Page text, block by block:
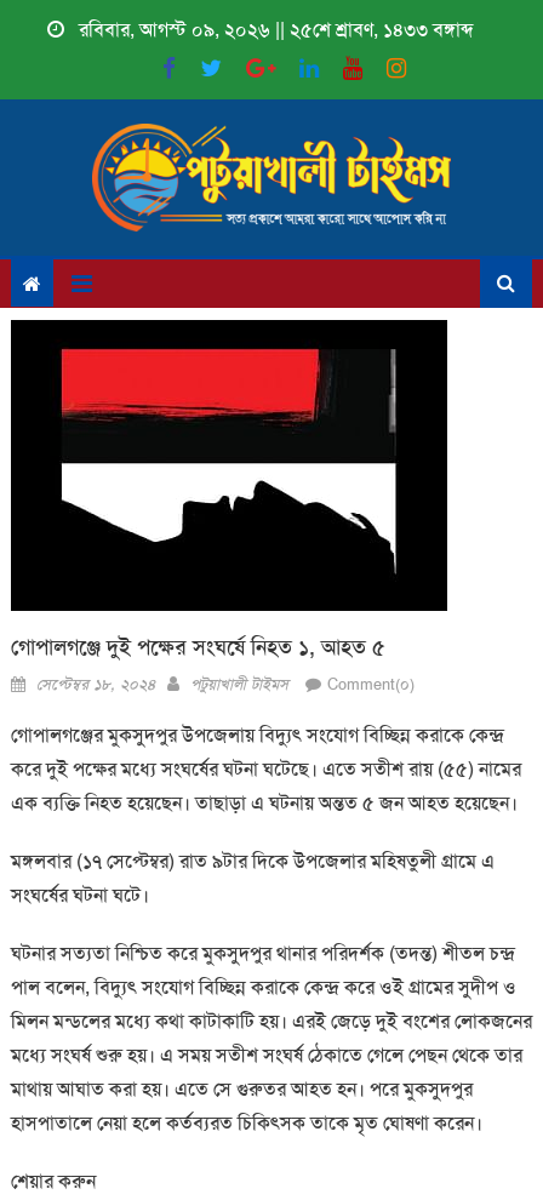
রবিবার, আগস্ট ০৯, ২০২৬ || ২৫শে শ্রাবণ, ১৪৩৩ বঙ্গাব্দ
গোপালগঞ্জে দুই পক্ষের সংঘর্ষে নিহত ১, আহত ৫
Posted
সেপ্টেম্বর ১৮, ২০২৪ Author
পটুয়াখালী টাইমস Comment(০)
গোপালগঞ্জের মুকসুদপুর উপজেলায় বিদ্যুৎ সংযোগ বিচ্ছিন্ন করাকে কেন্দ্র
করে দুই পক্ষের মধ্যে সংঘর্ষের ঘটনা ঘটেছে। এতে সতীশ রায় (৫৫) নামের
এক ব্যক্তি নিহত হয়েছেন। তাছাড়া এ ঘটনায় অন্তত ৫ জন আহত হয়েছেন।
মঙ্গলবার (১৭ সেপ্টেম্বর) রাত ৯টার দিকে উপজেলার মহিষতুলী গ্রামে এ
সংঘর্ষের ঘটনা ঘটে।
ঘটনার সত্যতা নিশ্চিত করে মুকসুদপুর থানার পরিদর্শক (তদন্ত) শীতল চন্দ্র
পাল বলেন, বিদ্যুৎ সংযোগ বিচ্ছিন্ন করাকে কেন্দ্র করে ওই গ্রামের সুদীপ ও
মিলন মন্ডলের মধ্যে কথা কাটাকাটি হয়। এরই জেড়ে দুই বংশের লোকজনের
মধ্যে সংঘর্ষ শুরু হয়। এ সময় সতীশ সংঘর্ষ ঠেকাতে গেলে পেছন থেকে তার
মাথায় আঘাত করা হয়। এতে সে গুরুতর আহত হন। পরে মুকসুদপুর
হাসপাতালে নেয়া হলে কর্তব্যরত চিকিৎসক তাকে মৃত ঘোষণা করেন।
শেয়ার করুন